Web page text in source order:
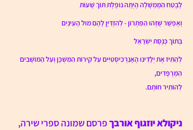
לָבֶטַח הַמֶּמְשָׁלָה הָיְתָה נוֹפֶלֶת תּוֹךְ שָׁעוֹת
וְאֶפְשָׁר שֶׁזֶּהוּ הַפִּתְרוֹן - לְהִזְדַּיֵּן לָהֶם מוּל הָעֵינַיִם
בְּתוֹךְ כְּנֶסֶת יִשְׂרָאֵל
לְהַתִּיז אֶת יְלָדֵינוּ הָאָנַרְכִיסְטִיִּים עַל קִירוֹת הַמִּשְׁכָּן וְעַל הַמּוֹשָׁבִים
הַמְּרֻפָּדִים,
לְהוֹתִיר חוֹתָם.
ניקולא יוזגוף אורבך פרסם שמונה ספרי שירה,